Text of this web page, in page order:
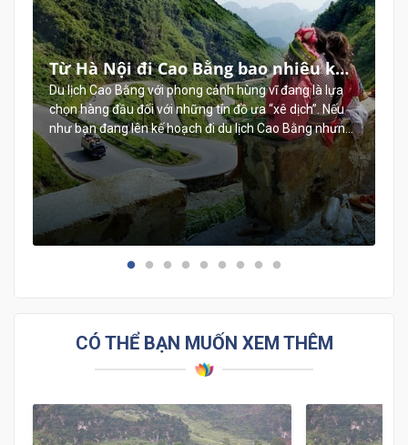
Từ Hà Nội đi Cao Bằng bao nhiêu km,
cách đi từ Hà Nội lên Cao Bằng
Du lịch Cao Bằng với phong cảnh hùng vĩ đang là lựa
chọn hàng đầu đối với những tín đồ ưa “xê dịch”. Nếu
như bạn đang lên kế hoạch đi du lịch Cao Bằng nhưng
còn băn khoăn chưa biết từ Hà Nội đi Cao Bằng bao
nhiêu km và mất khoảng bao lâu thì bài viết dưới đây
sẽ rất có ích cho bạn đấy. Hãy đọc và cùng tham gia
hành trình Tour du lịch Cao Bằng cùng với Cattour nhé.
CÓ THỂ BẠN MUỐN XEM THÊM